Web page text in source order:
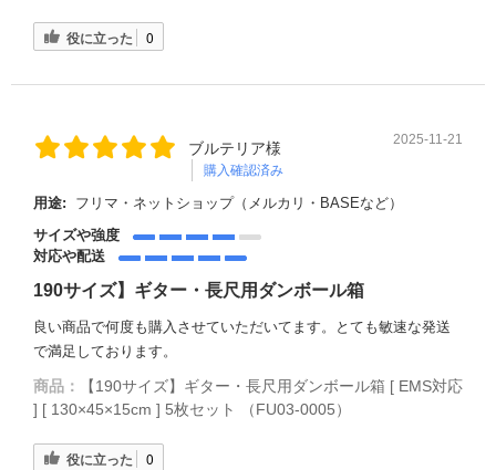
役に立った 0
ブルテリア様
購入確認済み
2025-11-21
用途:
フリマ・ネットショップ（メルカリ・BASEなど）
サイズや強度
対応や配送
190サイズ】ギター・長尺用ダンボール箱
良い商品で何度も購入させていただいてます。とても敏速な発送
で満足しております。
商品：
【190サイズ】ギター・長尺用ダンボール箱 [ EMS対応
] [ 130×45×15cm ] 5枚セット （FU03-0005）
役に立った 0